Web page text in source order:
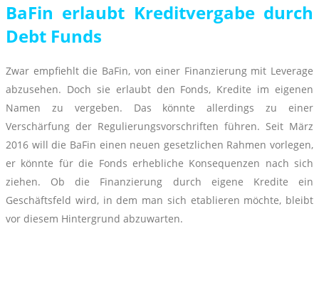
BaFin erlaubt Kreditvergabe durch
Debt Funds
Zwar empfiehlt die BaFin, von einer Finanzierung mit Leverage
abzusehen. Doch sie erlaubt den Fonds, Kredite im eigenen
Namen zu vergeben. Das könnte allerdings zu einer
Verschärfung der Regulierungsvorschriften führen. Seit März
2016 will die BaFin einen neuen gesetzlichen Rahmen vorlegen,
er könnte für die Fonds erhebliche Konsequenzen nach sich
ziehen. Ob die Finanzierung durch eigene Kredite ein
Geschäftsfeld wird, in dem man sich etablieren möchte, bleibt
vor diesem Hintergrund abzuwarten.